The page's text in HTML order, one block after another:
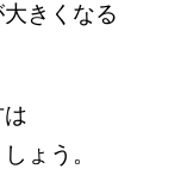
きくなる
ょう。